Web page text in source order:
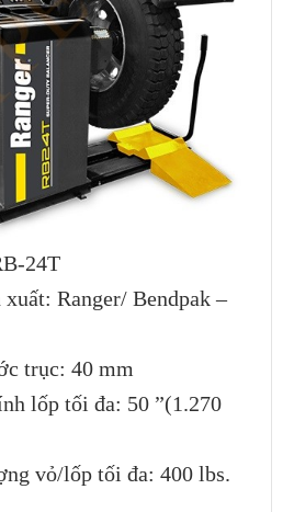
24T
xuất: Ranger/ Bendpak –
trục: 40 mm
lốp tối đa: 50 ”(1.270
vỏ/lốp tối đa: 400 lbs.